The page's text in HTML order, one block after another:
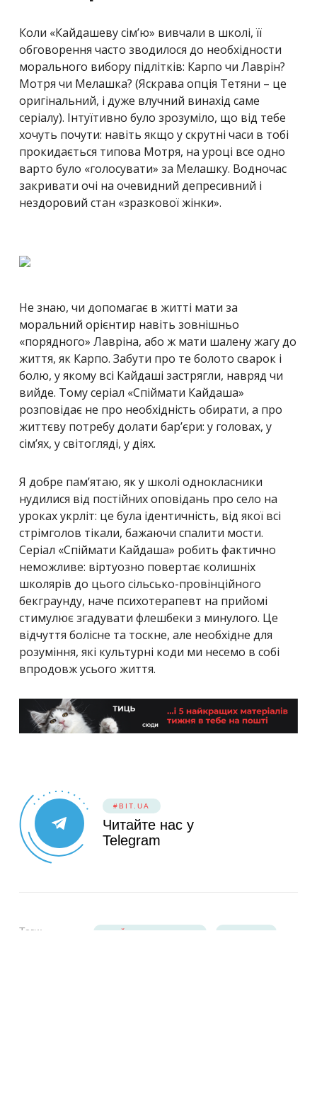
Коли «Кайдашеву сім’ю» вивчали в школі, її
обговорення часто зводилося до необхідности
морального вибору підлітків: Карпо чи Лаврін?
Мотря чи Мелашка? (Яскрава опція Тетяни – це
оригінальний, і дуже влучний винахід саме
серіалу). Інтуїтивно було зрозуміло, що від тебе
хочуть почути: навіть якщо у скрутні часи в тобі
прокидається типова Мотря, на уроці все одно
варто було «голосувати» за Мелашку. Водночас
закривати очі на очевидний депресивний і
нездоровий стан «зразкової жінки».
Не знаю, чи допомагає в житті мати за
моральний орієнтир навіть зовнішньо
«порядного» Лавріна, або ж мати шалену жагу до
життя, як Карпо. Забути про те болото сварок і
болю, у якому всі Кайдаші застрягли, навряд чи
вийде. Тому серіал «Спіймати Кайдаша»
розповідає не про необхідність обирати, а про
життєву потребу долати бар’єри: у головах, у
сім’ях, у світогляді, у діях.
Я добре пам’ятаю, як у школі однокласники
нудилися від постійних оповідань про село на
уроках укрліт: це була ідентичність, від якої всі
стрімголов тікали, бажаючи спалити мости.
Серіал «Спіймати Кайдаша» робить фактично
неможливе: віртуозно повертає колишніх
школярів до цього сільсько-провінційного
бекграунду, наче психотерапевт на прийомі
стимулює згадувати флешбеки з минулого. Це
відчуття болісне та тоскне, але необхідне для
розуміння, які культурні коди ми несемо в собі
впродовж усього життя.
#BIT.UA
Читайте нас у
Telegram
Теги: КАЙДАШЕВА СІМ'Я СЕРІАЛ